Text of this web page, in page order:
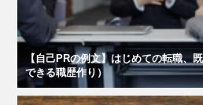
【自己PRの例文】はじめての転職、
できる職歴作り）